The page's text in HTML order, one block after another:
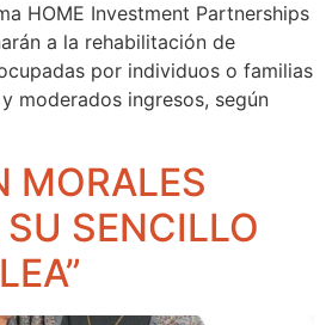
HOME Investment Partnerships
a la rehabilitación de
por individuos o familias
moderados ingresos, según
MORALES
SU SENCILLO